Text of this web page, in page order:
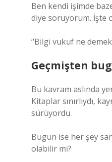
Ben kendi işimde
diye soruyorum. İşte
“Bilgi vukuf ne
Geçmişten
Bu kavram aslında
Kitaplar sınırlıydı,
sürüyordu.
Bugün ise her şey
olabilir mi?